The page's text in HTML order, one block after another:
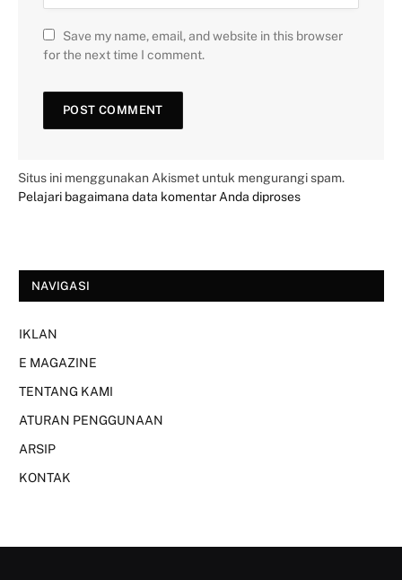
Save my name, email, and website in this browser
for the next time I comment.
Situs ini menggunakan Akismet untuk mengurangi spam.
Pelajari bagaimana data komentar Anda diproses
NAVIGASI
IKLAN
E MAGAZINE
TENTANG KAMI
ATURAN PENGGUNAAN
ARSIP
KONTAK